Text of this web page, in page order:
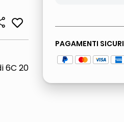
6C 20
PAGAMENTI SICURI